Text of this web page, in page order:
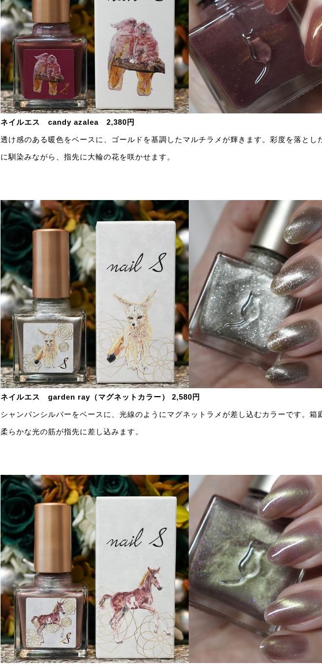
ネイルエス candy azalea 2,380円
透け感のある暖色をベースに、ゴールドを基調したマルチラメが輝きます。彩度を落とし
に馴染みながら、指先に大輪の花を咲かせます。
ネイルエス garden ray（マグネットカラー） 2,580円
シャンパンシルバーをベースに、光線のようにマグネットラメが差し込むカラーです。箱
柔らかな光の筋が指先に差し込みます。